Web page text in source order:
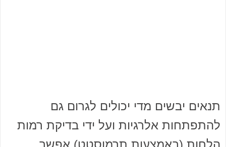
תנאים יבשים מדי יכולים לגרום גם
להתפתחות אלרגיות ועל ידי בדיקת רמות